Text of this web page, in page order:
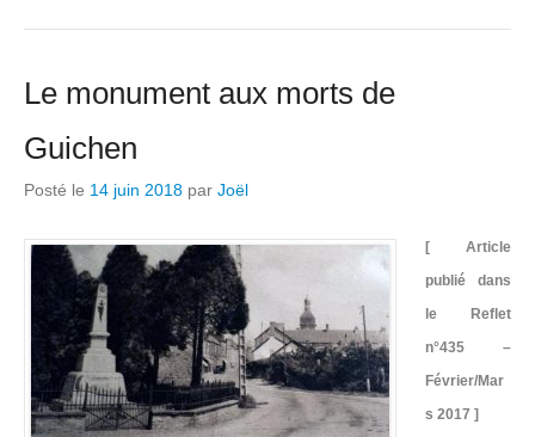
Le monument aux morts de
Guichen
Posté le 14 juin 2018 par Joël
[ Article
publié dans
le Reflet
n°435 –
Février/Mar
s 2017 ]